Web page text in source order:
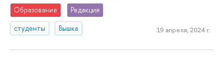
Образование
Редакция
студенты
Вышка 19 апреля, 2024 г.